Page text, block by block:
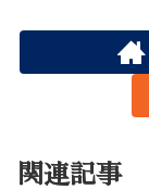
関連記事